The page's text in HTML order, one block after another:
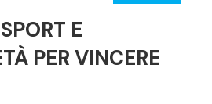
E
PER VINCERE